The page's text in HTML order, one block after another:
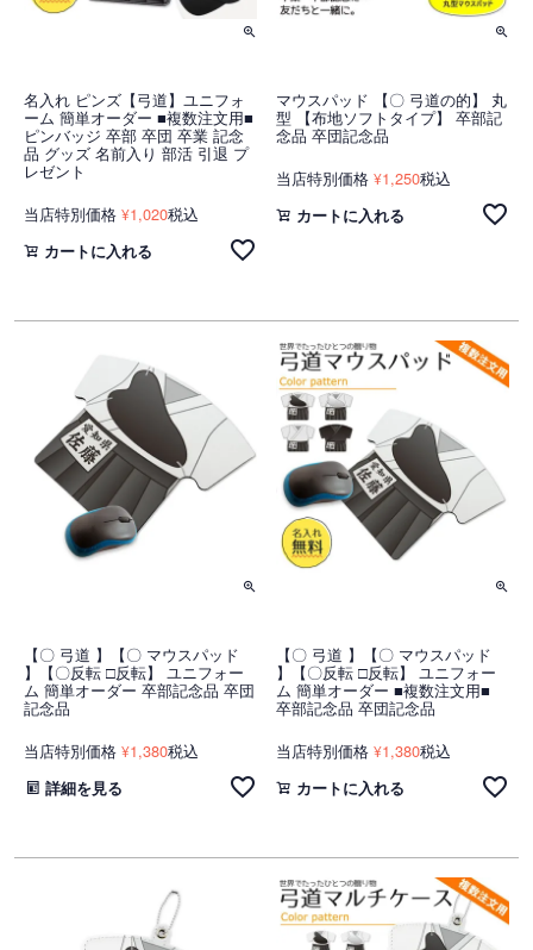
名入れ ピンズ【弓道】ユニフォ
ーム 簡単オーダー ■複数注文用■
ピンバッジ 卒部 卒団 卒業 記念
品 グッズ 名前入り 部活 引退 プ
レゼント
当店特別価格 ¥1,020税込
カートに入れる
マウスパッド 【〇 弓道の的】 丸
型 【布地ソフトタイプ】 卒部記
念品 卒団記念品
当店特別価格 ¥1,250税込
カートに入れる
【〇 弓道 】【〇 マウスパッド
】【〇反転 □反転】 ユニフォー
ム 簡単オーダー 卒部記念品 卒団
記念品
当店特別価格 ¥1,380税込
詳細を見る
【〇 弓道 】【〇 マウスパッド
】【〇反転 □反転】 ユニフォー
ム 簡単オーダー ■複数注文用■
卒部記念品 卒団記念品
当店特別価格 ¥1,380税込
カートに入れる